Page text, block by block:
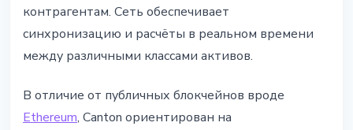
контрагентам. Сеть обеспечивает
синхронизацию и расчёты в реальном времени
между различными классами активов.
В отличие от публичных блокчейнов вроде
Ethereum, Canton ориентирован на